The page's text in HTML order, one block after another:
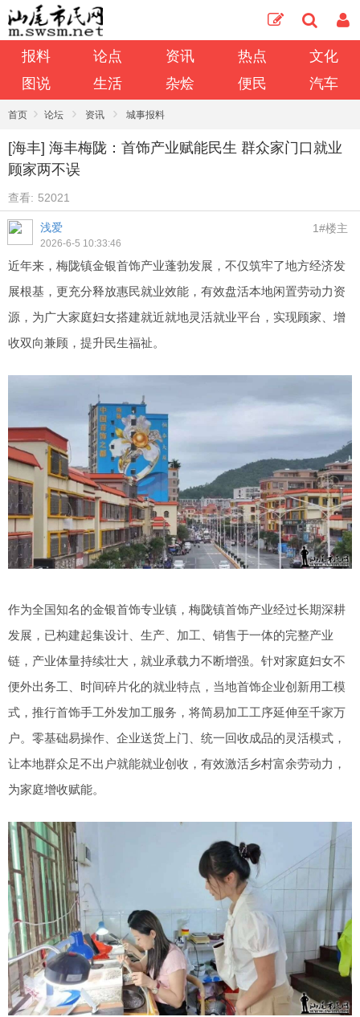
报料 论点 资讯 热点
文化
图说
生活 杂烩 便民 汽车
首页 › 论坛 › 资讯 › 城事报料
[海丰] 海丰梅陇：首饰产业赋能民生 群众家门口就业
顾家两不误
查看: 52021
浅爱
2026-6-5 10:33:46
1#楼主
近年来，梅陇镇金银首饰产业蓬勃发展，不仅筑牢了地方经济发
展根基，更充分释放惠民就业效能，有效盘活本地闲置劳动力资
源，为广大家庭妇女搭建就近就地灵活就业平台，实现顾家、增
收双向兼顾，提升民生福祉。
作为全国知名的金银首饰专业镇，梅陇镇首饰产业经过长期深耕
发展，已构建起集设计、生产、加工、销售于一体的完整产业
链，产业体量持续壮大，就业承载力不断增强。针对家庭妇女不
便外出务工、时间碎片化的就业特点，当地首饰企业创新用工模
式，推行首饰手工外发加工服务，将简易加工工序延伸至千家万
户。零基础易操作、企业送货上门、统一回收成品的灵活模式，
让本地群众足不出户就能就业创收，有效激活乡村富余劳动力，
为家庭增收赋能。